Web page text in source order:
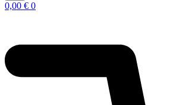
0,00 € 0